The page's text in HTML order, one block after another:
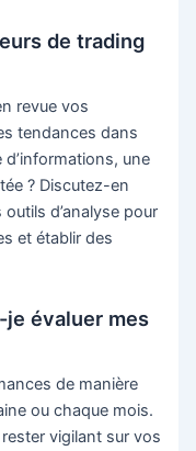
de trading
revue vos
tendances dans
une
? Discutez-en
d’analyse pour
et établir des
évaluer mes
de manière
ou chaque mois.
vigilant sur vos